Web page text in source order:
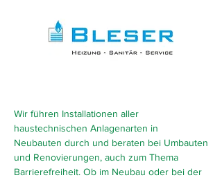
Wir führen Installationen aller
haustechnischen Anlagenarten in
Neubauten durch und beraten bei Umbauten
und Renovierungen, auch zum Thema
Barrierefreiheit. Ob im Neubau oder bei der